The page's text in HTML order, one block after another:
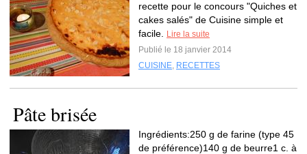
recette pour le concours "Quiches et
cakes salés" de Cuisine simple et
facile.
Lire la suite
Publié le 18 janvier 2014
CUISINE, RECETTES
Pâte brisée
Ingrédients:250 g de farine (type 45
de préférence)140 g de beurre1 c. à